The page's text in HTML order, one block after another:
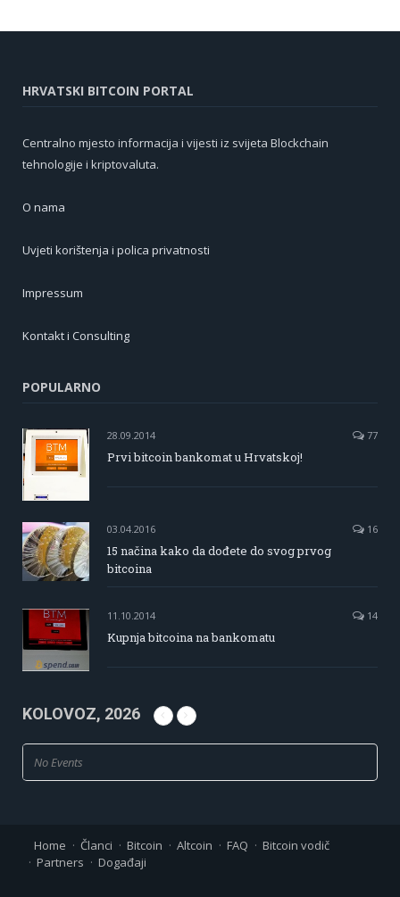
HRVATSKI BITCOIN PORTAL
Centralno mjesto informacija i vijesti iz svijeta Blockchain
tehnologije i kriptovaluta.
O nama
Uvjeti korištenja i polica privatnosti
Impressum
Kontakt i Consulting
POPULARNO
28.09.2014 77
Prvi bitcoin bankomat u Hrvatskoj!
03.04.2016 16
15 načina kako da dođete do svog prvog
bitcoina
11.10.2014 14
Kupnja bitcoina na bankomatu
KOLOVOZ, 2026
No Events
Home Članci Bitcoin Altcoin FAQ
Bitcoin vodič
Partners
Događaji